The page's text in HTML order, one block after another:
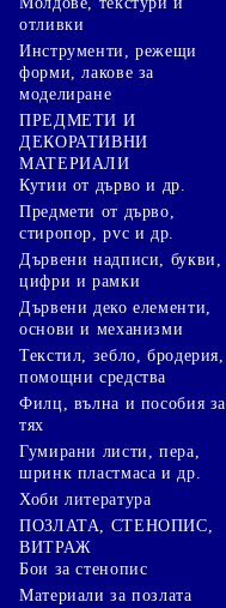
отливки
Инструменти, режещи
форми, лакове за
моделиране
ПРЕДМЕТИ И
ДЕКОРАТИВНИ
МАТЕРИАЛИ
Кутии от дърво и др.
Предмети от дърво,
стиропор, pvc и др.
Дървени надписи, букви,
цифри и рамки
Дървени деко елементи,
основи и механизми
Текстил, зебло, бродерия,
помощни средства
Филц, вълна и пособия за
тях
Гумирани листи, пера,
шринк пластмаса и др.
Хоби литература
ПОЗЛАТА, СТЕНОПИС,
ВИТРАЖ
Бои за стенопис
Материали за позлата